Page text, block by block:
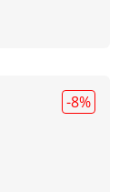
-8%